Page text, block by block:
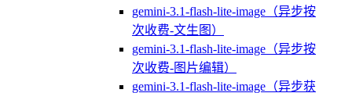
gemini-3.1-flash-lite-image（异步按
次收费-文生图）
gemini-3.1-flash-lite-image（异步按
次收费-图片编辑）
gemini-3.1-flash-lite-image（异步获